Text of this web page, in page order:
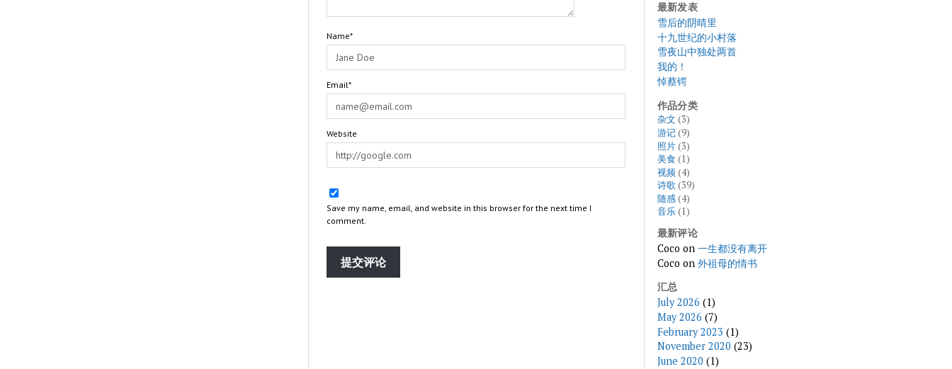
Name*
Email*
Website
Save my name, email, and website in this browser for the next time I
comment.
最新发表
雪后的阴晴里
十九世纪的小村落
雪夜山中独处两首
我的！
悼蔡锷
作品分类
杂文 (3)
游记(9)
照片(3)
美食 (1)
视频(4)
诗歌 (39)
随感(4)
音乐(1)
最新评论
Coco on 一生都没有离开
Coco on 外祖母的情书
汇总
July 2026 (1)
May 2026 (7)
February 2023 (1)
November 2020 (23)
June 2020 (1)